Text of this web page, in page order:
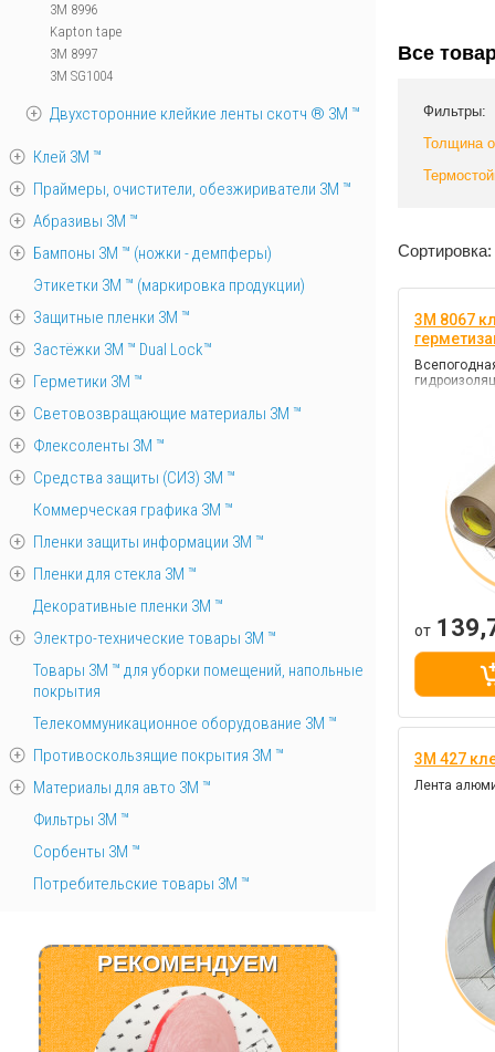
Все
Фильтры:
Толщина
Сортировка:
3M 8067
от
3M 427
Лента
3M 8996
Kapton tape
3M 8997
3M SG1004
Двухсторонние клейкие ленты скотч ® 3M ™
Клей 3М ™
Праймеры, очистители, обезжириватели 3М ™
Абразивы 3М ™
Бампоны 3М ™ (ножки - демпферы)
Этикетки 3М ™ (маркировка продукции)
Защитные пленки 3М ™
Застёжки 3М ™ Dual Lock™
Герметики 3М ™
Световозвращающие материалы 3М ™
Флексоленты 3М ™
Средства защиты (СИЗ) 3M ™
Коммерческая графика 3М ™
Пленки защиты информации 3М ™
Пленки для стекла 3М ™
Декоративные пленки 3М ™
Электро-технические товары 3М ™
Товары 3М ™ для уборки помещений, напольные
покрытия
Телекоммуникационное оборудование 3М ™
Противоскользящие покрытия 3М ™
Материалы для авто 3М ™
Фильтры 3М ™
Сорбенты 3М ™
Потребительские товары 3М ™
РЕКОМЕНДУЕМ